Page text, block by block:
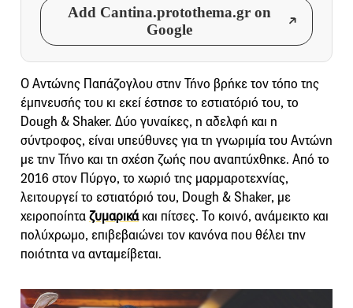
Add Cantina.protothema.gr on
Google
Ο Αντώνης Παπάζογλου στην Τήνο βρήκε τον τόπο της
έμπνευσής του κι εκεί έστησε το εστιατόριό του, το
Dough & Shaker. Δύο γυναίκες, η αδελφή και η
σύντροφος, είναι υπεύθυνες για τη γνωριμία του Αντώνη
με την Τήνο και τη σχέση ζωής που αναπτύχθηκε. Από το
2016 στον Πύργο, το χωριό της μαρμαροτεχνίας,
λειτουργεί το εστιατόριό του, Dough & Shaker, με
χειροποίηταζυμαρικάκαι πίτσες. Το κοινό, ανάμεικτο και
πολύχρωμο, επιβεβαιώνει τον κανόνα που θέλει την
ποιότητα να ανταμείβεται.